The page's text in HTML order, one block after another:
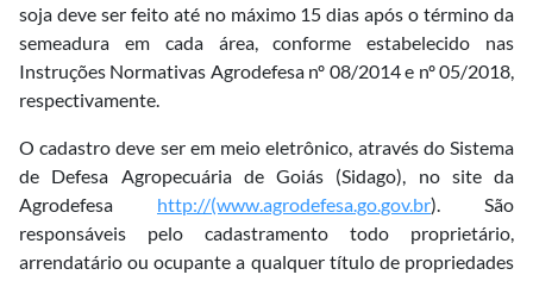
soja deve ser feito até no máximo 15 dias após o término da
semeadura em cada área, conforme estabelecido nas
Instruções Normativas Agrodefesa nº 08/2014 e nº 05/2018,
respectivamente.
O cadastro deve ser em meio eletrônico, através do Sistema
de Defesa Agropecuária de Goiás (Sidago), no site da
Agrodefesa http://(www.agrodefesa.go.gov.br). São
responsáveis pelo cadastramento todo proprietário,
arrendatário ou ocupante a qualquer título de propriedades